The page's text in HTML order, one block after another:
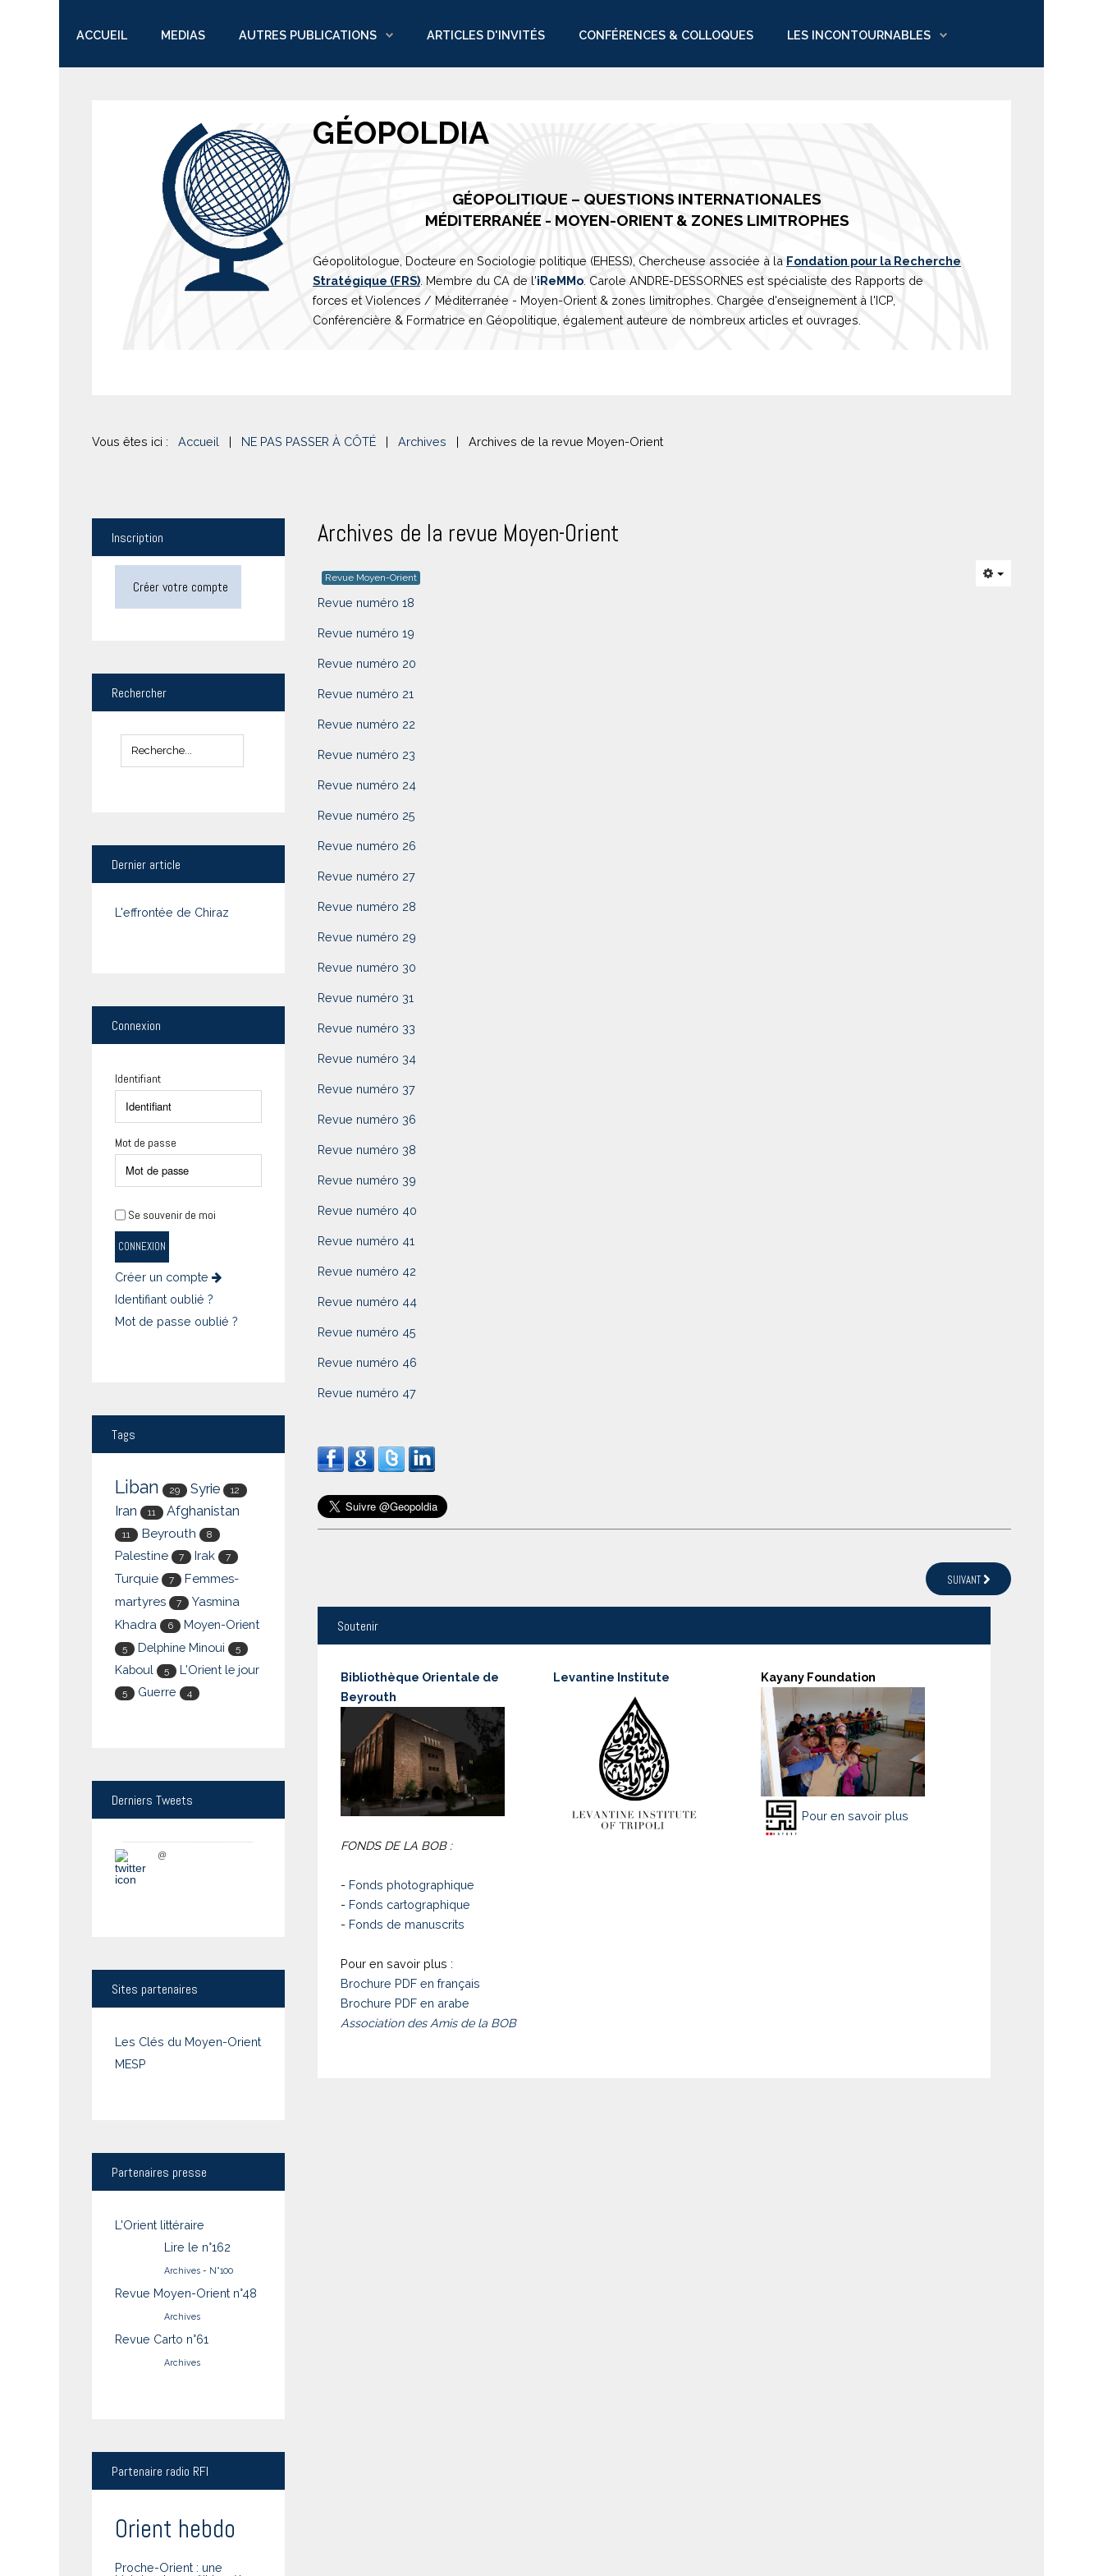
ACCUEIL MEDIAS AUTRES PUBLICATIONS ARTICLES D'INVITÉS CONFÉRENCES & COLLOQUES LES INCONTOURNABLES
GÉOPOLDIA
GÉOPOLITIQUE – QUESTIONS INTERNATIONALES
MÉDITERRANÉE - MOYEN-ORIENT & ZONES LIMITROPHES
Géopolitologue, Docteure en Sociologie politique (EHESS), Chercheuse associée à la Fondation pour la Recherche
Stratégique (FRS) . Membre du CA de l'iReMMo . Carole ANDRE-DESSORNES est spécialiste des Rapports de
forces et Violences / Méditerranée - Moyen-Orient & zones limitrophes. Chargée d'enseignement à l'ICP,
Conférencière & Formatrice en Géopolitique, également auteure de nombreux articles et ouvrages.
Vous êtes ici : Accueil | NE PAS PASSER À CÔTÉ | Archives | Archives de la revue Moyen-Orient
Archives de la revue Moyen-Orient
Revue Moyen-Orient
Revue numéro 18
Revue numéro 19
Revue numéro 20
Revue numéro 21
Revue numéro 22
Revue numéro 23
Revue numéro 24
Revue numéro 25
Revue numéro 26
Revue numéro 27
Revue numéro 28
Revue numéro 29
Revue numéro 30
Revue numéro 31
Revue numéro 33
Revue numéro 34
Revue numéro 37
Revue numéro 36
Revue numéro 38
Revue numéro 39
Revue numéro 40
Revue numéro 41
Revue numéro 42
Revue numéro 44
Revue numéro 45
Revue numéro 46
Revue numéro 47
SUIVANT
Soutenir
Bibliothèque Orientale de
Beyrouth
FONDS DE LA BOB :
- Fonds photographique
- Fonds cartographique
- Fonds de manuscrits
Pour en savoir plus :
Brochure PDF en français
Brochure PDF en arabe
Association des Amis de la BOB
Levantine Institute Kayany Foundation
Pour en savoir plus
Inscription
Créer votre compte
Rechercher
Dernier article
L'effrontée de Chiraz
Connexion
Identifiant
Mot de passe
Se souvenir de moi
CONNEXION
Créer un compte
Identifiant oublié ?
Mot de passe oublié ?
Tags
Liban 29 Syrie 12
Iran 11 Afghanistan
11 Beyrouth 8
Palestine 7 Irak 7
Turquie 7
Femmes-
martyres
7
Yasmina
Khadra
6 Moyen-Orient
5 Delphine Minoui 5
Kaboul 5 L'Orient le jour
5 Guerre 4
Derniers Tweets
@
Sites partenaires
Les Clés du Moyen-Orient
MESP
Partenaires presse
L'Orient littéraire
Lire le n°162
Archives - N°100
Revue Moyen-Orient n°48
Archives
Revue Carto n°61
Archives
Partenaire radio RFI
Orient hebdo
Proche-Orient : une